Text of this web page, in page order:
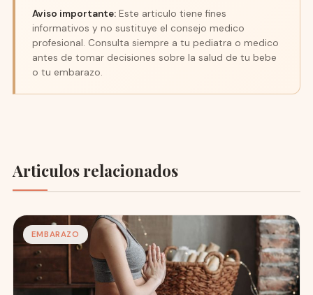
Aviso importante:Este articulo tiene fines
informativos y no sustituye el consejo medico
profesional. Consulta siempre a tu pediatra o medico
antes de tomar decisiones sobre la salud de tu bebe
o tu embarazo.
Articulos relacionados
EMBARAZO